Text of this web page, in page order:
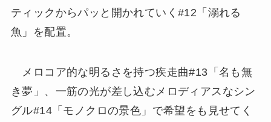
ティックからパッと開かれていく#12「溺れる
魚」を配置。
メロコア的な明るさを持つ疾走曲#13「名も無
き夢」、一筋の光が差し込むメロディアスなシン
グル#14「モノクロの景色」で希望をも見せてく